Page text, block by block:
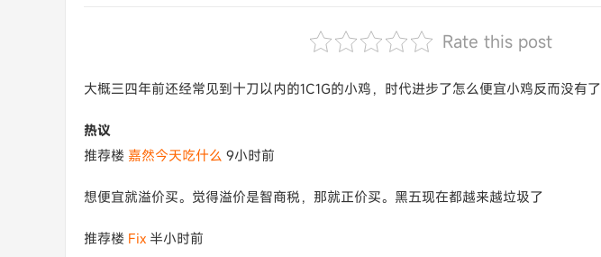
Rate this post
大概三四年前还经常见到十刀以内的1C1G的小鸡，时代进步了怎么便宜小鸡反而没有了
热议
推荐楼 嘉然今天吃什么 9小时前
想便宜就溢价买。觉得溢价是智商税，那就正价买。黑五现在都越来越垃圾了
推荐楼 Fix 半小时前